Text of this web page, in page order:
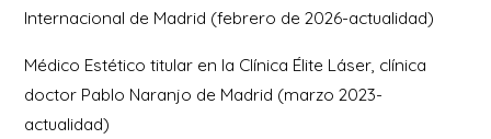
Internacional de Madrid (febrero de 2026-actualidad)
Médico Estético titular en la Clínica Élite Láser, clínica
doctor Pablo Naranjo de Madrid (marzo 2023-
actualidad)